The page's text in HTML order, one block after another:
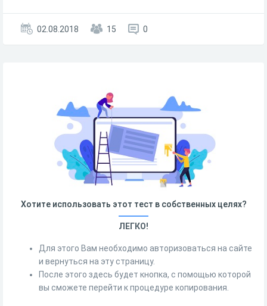
02.08.2018 15 0
Хотите использовать этот тест в собственных целях?
ЛЕГКО!
Для этого Вам необходимо авторизоваться на сайте
и вернуться на эту страницу.
После этого здесь будет кнопка, с помощью которой
вы сможете перейти к процедуре копирования.